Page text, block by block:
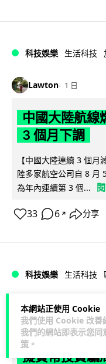
本網站正使用 Cookie
我們使用 Cookie 改善
我們的網站即表示您同
策 。
科技娛樂 生活科技
Lawton 1 日
中國大陸航線
3 個月下調
【中國大陸連續 3 個
陸多家航空公司自 8 月
為年內連續第 3 個...
33 6 ↗ 分享
科技娛樂 生活科技
Lawton 1 日
Fun Coffee
擬貨幣投資騙